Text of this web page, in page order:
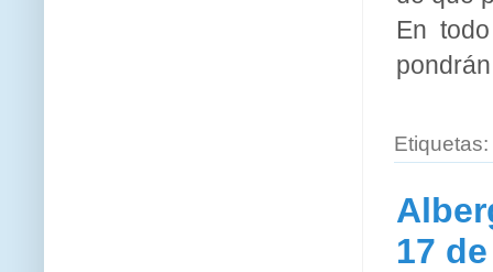
En
Etiquetas:
17